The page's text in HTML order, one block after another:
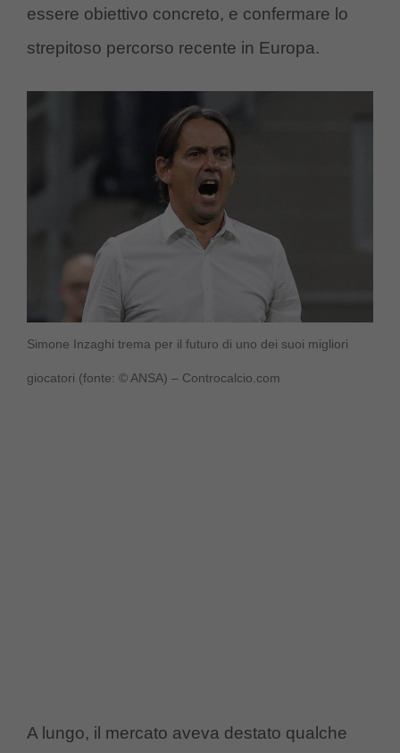
essere obiettivo concreto, e confermare lo
strepitoso percorso recente in Europa.
Simone Inzaghi trema per il futuro di uno dei suoi migliori
giocatori (fonte: © ANSA) – Controcalcio.com
A lungo, il mercato aveva destato qualche